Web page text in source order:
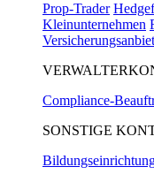
Prop-Trader
Kleinunternehmen
Compliance-
SONSTIGE